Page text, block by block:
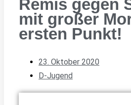
Remis gegen
mit großer
ersten Punkt!
23. Oktober 2020
D-Jugend